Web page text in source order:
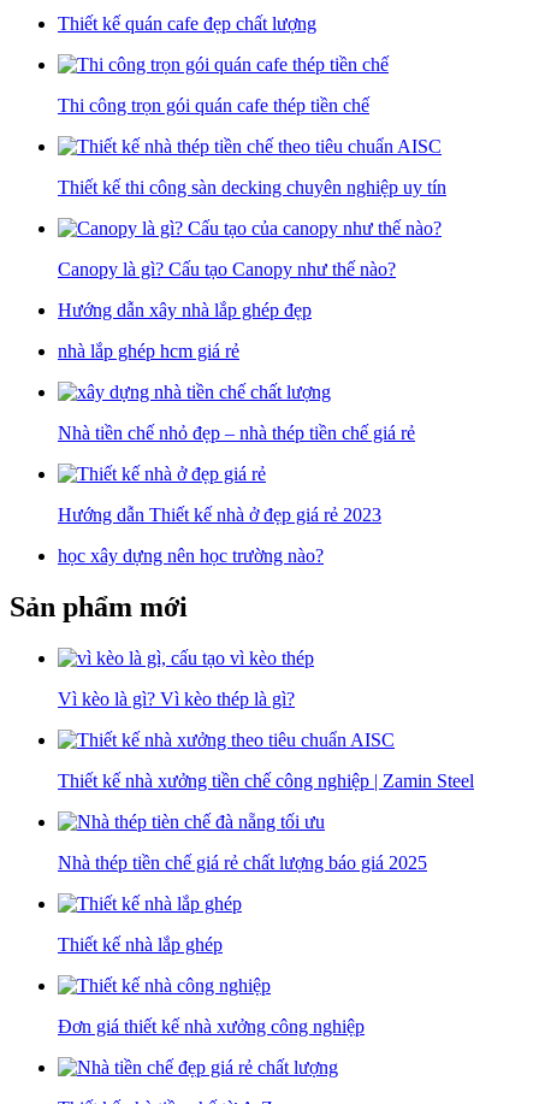
Thiết kế quán cafe đẹp chất lượng
Thi công trọn gói quán cafe thép tiền chế
Thiết kế thi công sàn decking chuyên nghiệp uy tín
Canopy là gì? Cấu tạo Canopy như thế nào?
Hướng dẫn xây nhà lắp ghép đẹp
nhà lắp ghép hcm giá rẻ
Nhà tiền chế nhỏ đẹp – nhà thép tiền chế giá rẻ
Hướng dẫn Thiết kế nhà ở đẹp giá rẻ 2023
học xây dựng nên học trường nào?
Sản phẩm mới
Vì kèo là gì? Vì kèo thép là gì?
Thiết kế nhà xưởng tiền chế công nghiệp | Zamin Steel
Nhà thép tiền chế giá rẻ chất lượng báo giá 2025
Thiết kế nhà lắp ghép
Đơn giá thiết kế nhà xưởng công nghiệp